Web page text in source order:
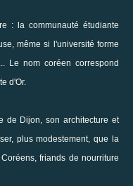
: la communauté étudiante
même si l'université forme
Le nom coréen correspond
d'Or.
de Dijon, son architecture et
plus modestement, que la
friands de nourriture